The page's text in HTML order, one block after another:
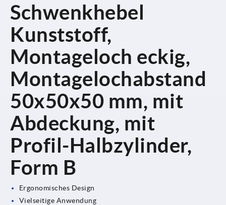
Schwenkhebel
Kunststoff,
Montageloch eckig,
Montagelochabstand
50x50x50 mm, mit
Abdeckung, mit
Profil-Halbzylinder,
Form B
Ergonomisches Design
Vielseitige Anwendung